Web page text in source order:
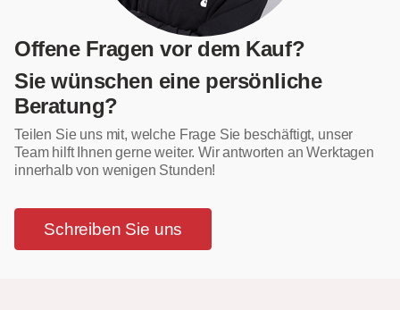
Offene Fragen vor dem Kauf?
Sie wünschen eine persönliche
Beratung?
Teilen Sie uns mit, welche Frage Sie beschäftigt, unser
Team hilft Ihnen gerne weiter. Wir antworten an Werktagen
innerhalb von wenigen Stunden!
Schreiben Sie uns